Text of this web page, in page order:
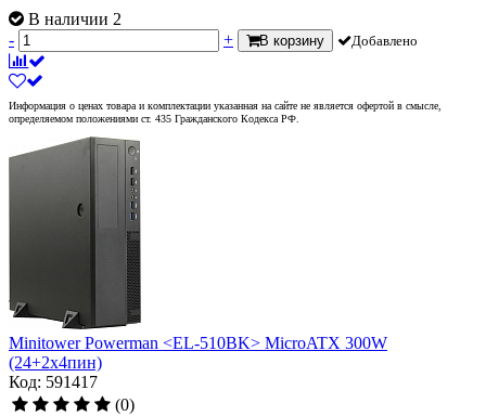
В наличии 2
-
+ В корзину Добавлено
Информация о ценах товара и комплектации указанная на сайте не является офертой в смысле,
определяемом положениями ст. 435 Гражданского Кодекса РФ.
Minitower Powerman <EL-510BK> MicroATX 300W
(24+2x4пин)
Код: 591417
(0)